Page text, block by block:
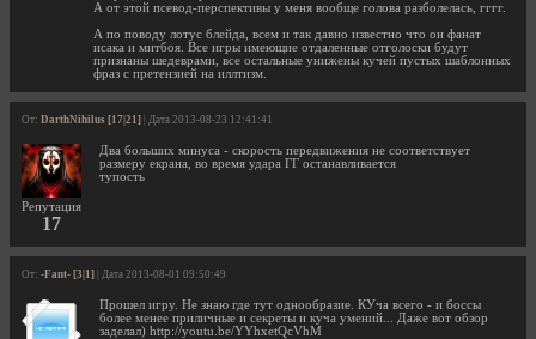
А от этой псевод-перспективы у меня вообще голова разболелась, гггг.
А по поводу лотус блейда, всем и так давно известно что он фанат
исака и митбоя. Все игры имеющие отдаленные отголоски будут
признаны шедеврами, все остальные унижены кучей пустых шаблонных
фраз с претензией на иллтизм.
От: DarthNihilus [17|21] | Дата 2013-08-23 12:41:41
Репутация
17
Два больших минуса - скорость передвижения не соответствует
размеру екрана, во время удара ГГ останавливается
тупость
От: -Fant- [3|1] | Дата 2013-08-01 09:50:49
Прошел игру. Не знаю где тут однообразие. КУча всего - и боссы
более менее приличные и секреты и куча умений... Даже вот обзор
заделал) http://youtu.be/YYhxetQcVhM